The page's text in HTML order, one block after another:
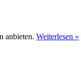
anbieten. Weiterlesen »